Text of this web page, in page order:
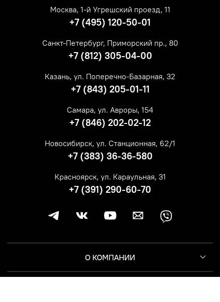
О КОМПАНИИ
Москва, 1-й Угрешский проезд, 11
+7 (495) 120-50-01
Санкт-Петербург, Приморский пр., 80
+7 (812) 305-04-00
Казань, ул. Поперечно-Базарная, 32
+7 (843) 205-01-11
Самара, ул. Авроры, 154
+7 (846) 202-02-12
Новосибирск, ул. Станционная, 62/1
+7 (383) 36-36-580
Красноярск, ул. Караульная, 31
+7 (391) 290-60-70